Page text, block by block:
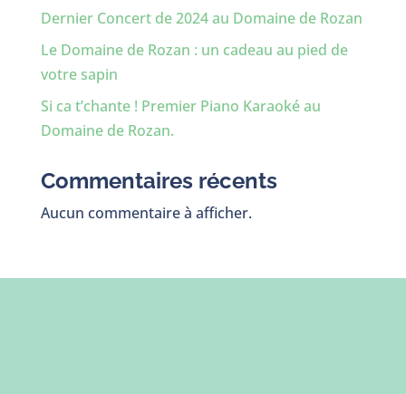
Dernier Concert de 2024 au Domaine de Rozan
Le Domaine de Rozan : un cadeau au pied de
votre sapin
Si ca t’chante ! Premier Piano Karaoké au
Domaine de Rozan.
Commentaires récents
Aucun commentaire à afficher.